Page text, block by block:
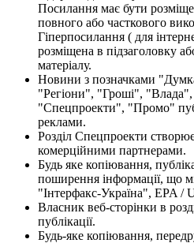
Посилання має бути
повного або часткового
Гіперпосилання ( для
розміщена в підзаголовку
матеріалу.
Новини з позначками
"Регіони", "Гроші",
"Спецпроекти", "Промо"
реклами.
Розділ Спецпроекти
комерційними партнерами.
Будь яке копіювання,
поширення інформації, що
"Інтерфакс-Україна", EPA /
Власник веб-сторінки в
публікації.
Будь-яке копіювання,